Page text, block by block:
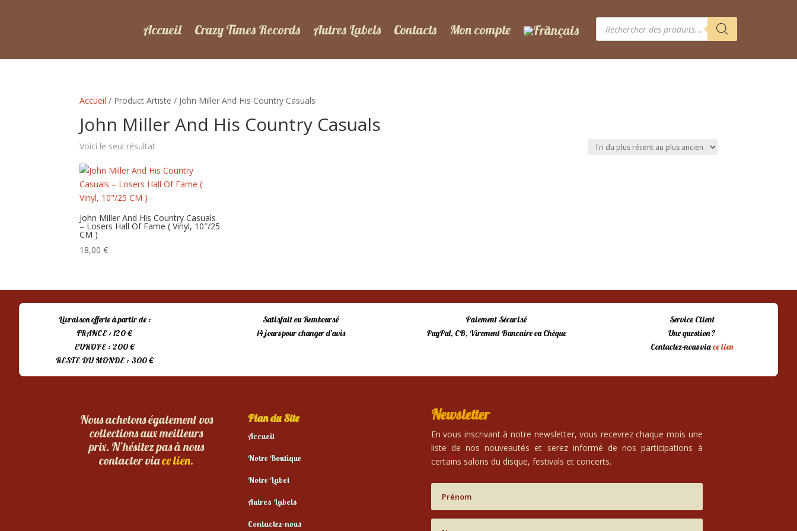
Accueil Crazy Times Records Autres Labels Contacts Mon compte
Recherche
produits
Accueil / Product Artiste / John Miller And His Country Casuals
John Miller And His Country Casuals
Voici le seul résultat
John Miller And His Country Casuals
– Losers Hall Of Fame ( Vinyl, 10″/25
CM )
18,00€
Livraison offerte à partir de :
FRANCE : 120 €
EUROPE : 200 €
RESTE DU MONDE : 300 €
Satisfait ou Remboursé
14 jours pour changer d’avis
Paiement Sécurisé
PayPal, CB, Virement Bancaire ou Chèque
Service Client
Une question ?
Contactez-nous viace lien
Nous achetons également vos
collections aux meilleurs
prix. N’hésitez pas à nous
contacter viace lien.
Plan du Site
Accueil
Notre Boutique
Notre Label
Autres Labels
Contactez-nous
Newsletter
En vous inscrivant à notre newsletter, vous recevrez chaque mois une
liste de nos nouveautés et serez informé de nos participations à
certains salons du disque, festivals et concerts.